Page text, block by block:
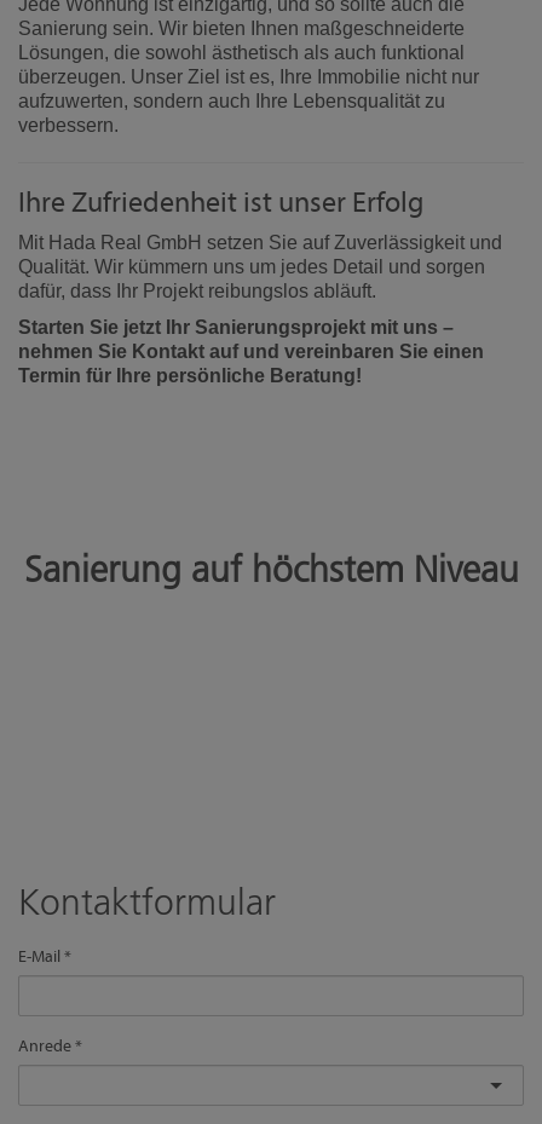
Jede Wohnung ist einzigartig, und so sollte auch die
Sanierung sein. Wir bieten Ihnen maßgeschneiderte
Lösungen, die sowohl ästhetisch als auch funktional
überzeugen. Unser Ziel ist es, Ihre Immobilie nicht nur
aufzuwerten, sondern auch Ihre Lebensqualität zu
verbessern.
Ihre Zufriedenheit ist unser Erfolg
Mit Hada Real GmbH setzen Sie auf Zuverlässigkeit und
Qualität. Wir kümmern uns um jedes Detail und sorgen
dafür, dass Ihr Projekt reibungslos abläuft.
Starten Sie jetzt Ihr Sanierungsprojekt mit uns –
nehmen Sie Kontakt auf und vereinbaren Sie einen
Termin für Ihre persönliche Beratung!
Sanierung auf höchstem Niveau
Kontaktformular
E-Mail
Anrede